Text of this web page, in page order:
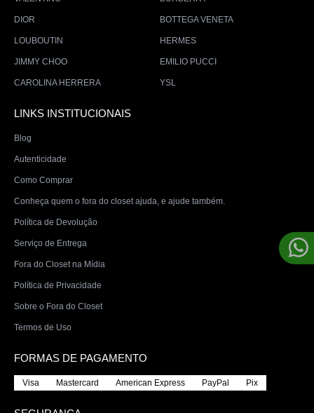
INFLUENCERS
NEW
NUNCA
USADOS
ROUPAS
SALE
MARCAS
Sair
DIOR BOTTEGA VENETA
LOUBOUTIN HERMES
JIMMY CHOO EMILIO PUCCI
CAROLINA HERRERA YSL
LINKS INSTITUCIONAIS
Blog
Autenticidade
Como Comprar
Conheça quem o fora do closet ajuda, e ajude também.
Política de Devolução
Serviço de Entrega
Fora do Closet na Mídia
Política de Privacidade
Sobre o Fora do Closet
Termos de Uso
FORMAS DE PAGAMENTO
Visa Mastercard American Express PayPal Pix